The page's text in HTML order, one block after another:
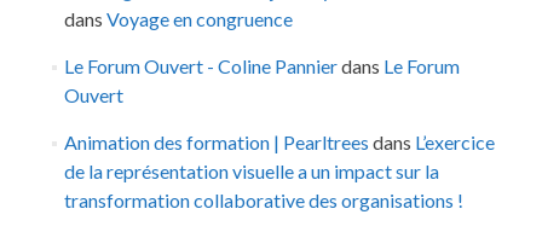
dans Voyage en congruence
Le Forum Ouvert - Coline Pannierdans Le Forum
Ouvert
Animation des formation | Pearltrees dans L’exercice
de la représentation visuelle a un impact sur la
transformation collaborative des organisations !